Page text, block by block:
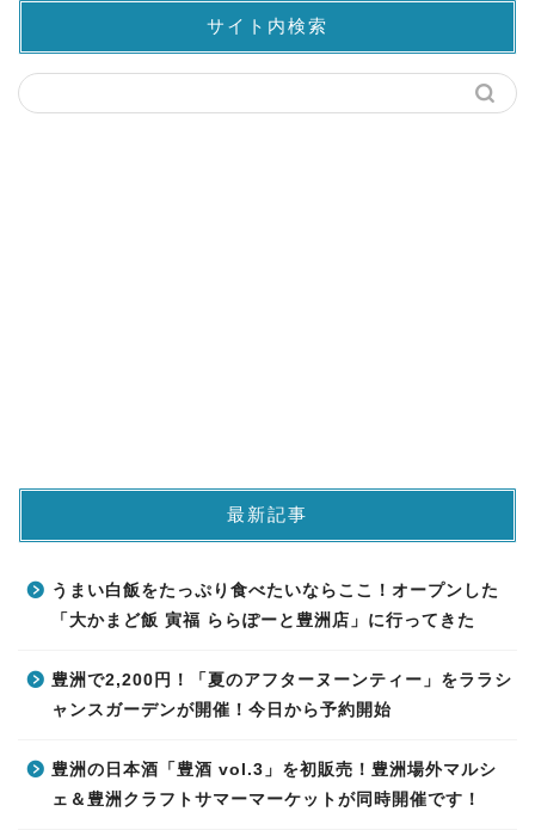
サイト内検索
最新記事
うまい白飯をたっぷり食べたいならここ！オープンした
「大かまど飯 寅福 ららぽーと豊洲店」に行ってきた
豊洲で2,200円！「夏のアフターヌーンティー」をララシ
ャンスガーデンが開催！今日から予約開始
豊洲の日本酒「豊酒 vol.3」を初販売！豊洲場外マルシ
ェ＆豊洲クラフトサマーマーケットが同時開催です！